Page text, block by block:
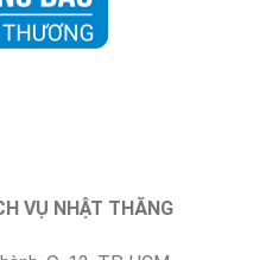
VỤ NHẬT THĂNG